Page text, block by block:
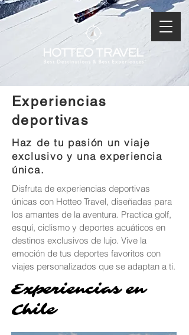
Experiencias
deportivas
Haz de tu pasión un viaje
exclusivo y una experiencia
única.
Disfruta de experiencias deportivas
únicas con Hotteo Travel, diseñadas para
los amantes de la aventura. Practica golf,
esquí, ciclismo y deportes acuáticos en
destinos exclusivos de lujo. Vive la
emoción de tus deportes favoritos con
viajes personalizados que se adaptan a ti.
Experiencias en
Chile